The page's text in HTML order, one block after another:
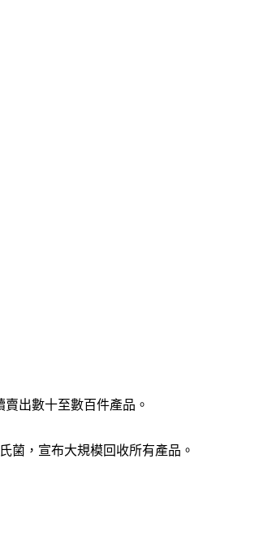
出數十至數百件產品。
菌，宣布大規模回收所有產品。